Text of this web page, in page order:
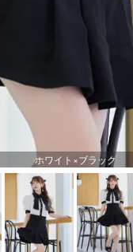
ホワイト×ブラック